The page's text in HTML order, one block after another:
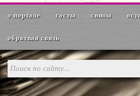
о портале госты снипы
обратная связь